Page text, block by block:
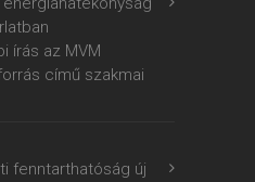
írás az MVM
című szakmai
fenntarthatóság új